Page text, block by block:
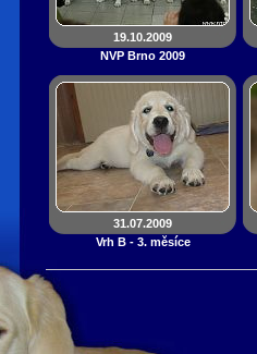
19.10.2009
NVP Brno 2009
31.07.2009
Vrh B - 3. měsíce